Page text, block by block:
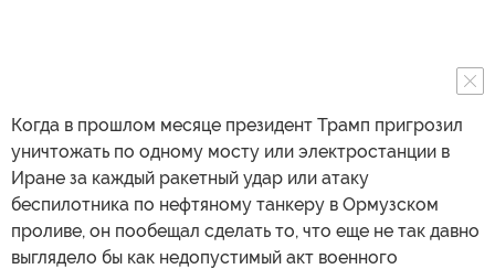
Когда в прошлом месяце президент Трамп пригрозил
уничтожать по одному мосту или электростанции в
Иране за каждый ракетный удар или атаку
беспилотника по нефтяному танкеру в Ормузском
проливе, он пообещал сделать то, что еще не так давно
выглядело бы как недопустимый акт военного